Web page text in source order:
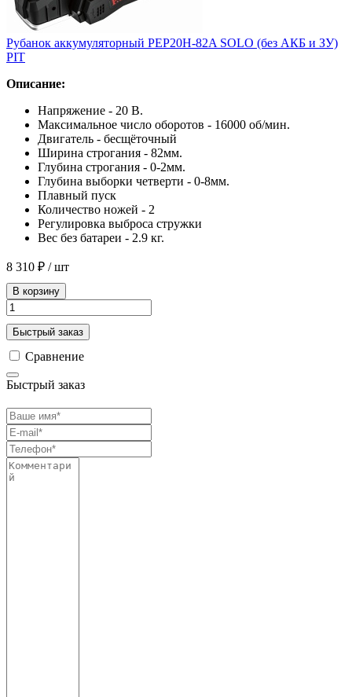
Рубанок аккумуляторный PEP20H-82A SOLO (без АКБ и ЗУ)
PIT
Описание:
Напряжение - 20 В.
Максимальное число оборотов - 16000 об/мин.
Двигатель - бесщёточный
Ширина строгания - 82мм.
Глубина строгания - 0-2мм.
Глубина выборки четверти - 0-8мм.
Плавный пуск
Количество ножей - 2
Регулировка выброса стружки
Вес без батареи - 2.9 кг.
8 310 ₽ / шт
В корзину
Быстрый заказ
Сравнение
Быстрый заказ